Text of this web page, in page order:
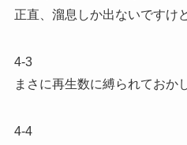
正直、溜息しか出ないですけ
4-3
まさに再生数に縛られておか
4-4